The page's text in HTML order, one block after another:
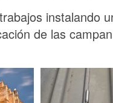
instalando
de las